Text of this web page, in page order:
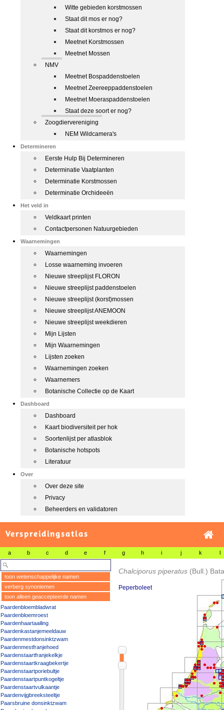
Witte gebieden korstmossen
Staat dit mos er nog?
Staat dit korstmos er nog?
Meetnet Korstmossen
Meetnet Mossen
NMV
Meetnet Bospaddenstoelen
Meetnet Zeereeppaddenstoelen
Meetnet Moeraspaddenstoelen
Staat deze soort er nog?
Zoogdiervereniging
NEM Wildcamera's
Determineren
Eerste Hulp Bij Determineren
Determinatie Vaatplanten
Determinatie Korstmossen
Determinatie Orchideeën
Het veld in
Veldkaart printen
Contactpersonen Natuurgebieden
Waarnemingen
Waarnemingen
Losse waarneming invoeren
Nieuwe streeplijst FLORON
Nieuwe streeplijst paddenstoelen
Nieuwe streeplijst (korst)mossen
Nieuwe streeplijst ANEMOON
Nieuwe streeplijst weekdieren
Mijn Lijsten
Mijn Waarnemingen
Lijsten zoeken
Waarnemingen zoeken
Waarnemers
Botanische Collectie op de Kaart
Dashboard
Dashboard
Kaart biodiversiteit per hok
Soortenlijst per atlasblok
Botanische hotspots
Literatuur
Over
Over deze site
Privacy
Beheerders en validatoren
Verspreidingsatlas
a b c d e f g h i j k l
toon wetenschappelijke namen
verberg synoniemen
toon alleen geaccepteerde namen
Paardenbloembladwrat
Paardenbloemroest
Paardenhaartaailing
Paardenkastanjemeeldauw
Paardenmestdonsinktzwam
Paardenmestfranjehoed
Paardenstaartfranjekelkje
Paardenstaartkraagbekertje
Paardenstaartporiebultje
Paardenstaartpuntkogeltje
Paardenstaartvulkaantje
Paardenvijgbreeksteeltje
Paarsbruine donsinktzwam
Chalciporus piperatus (Bull.)
Peperboleet